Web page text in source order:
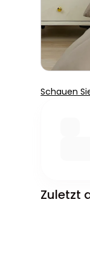
Schauen
Zuletzt